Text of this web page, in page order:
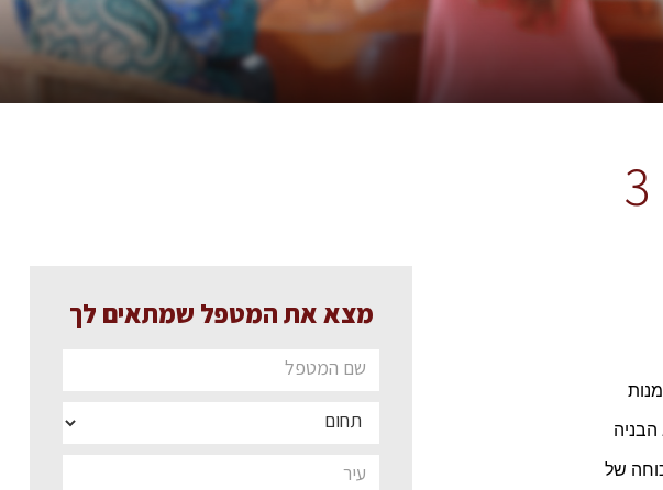
רציונל: מודל הסטודיו הפתוח בתנועה הוא מודל טיפולי חדש ומתהווה, המבוסס על עקרונות הסטודיו הפתוח באמנות
או הכוונה של המטפלים. הסטודיו הפתוח בתנועה הוא מודל Art as Therapy מובהק, התנועה עצמה והאמונה בכוחה של
מצא את המטפל שמתאים לך